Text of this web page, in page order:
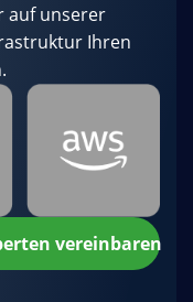
auf unserer
Ihren
vereinbaren